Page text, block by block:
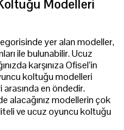
Modelleri
yer alan modeller,
ile bulunabilir. Ucuz
karşınıza Ofisel’in
koltuğu modelleri
en öndedir.
alacağınız modellerin çok
ve ucuz oyuncu koltuğu